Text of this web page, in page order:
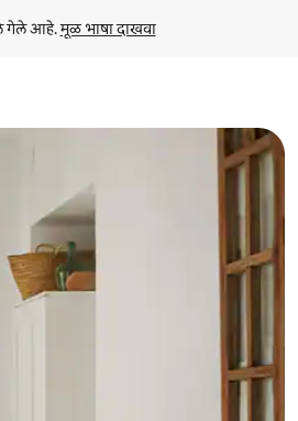
गेले आहे. मूळ भाषा दाखवा